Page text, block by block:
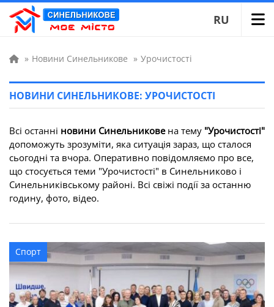
RU
» Новини Синельникове » Урочистості
НОВИНИ СИНЕЛЬНИКОВЕ: УРОЧИСТОСТІ
Всі останні новини Синельниковена тему "Урочистості"
допоможуть зрозуміти, яка ситуація зараз, що сталося
сьогодні та вчора. Оперативно повідомляємо про все,
що стосується теми "Урочистості" в Синельниково і
Синельниківському районі. Всі свіжі події за останню
годину, фото, відео.
Спорт